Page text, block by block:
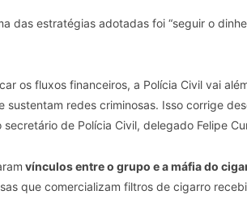
das estratégias adotadas foi “seguir o
os fluxos financeiros, a Polícia Civil vai
sustentam redes criminosas. Isso corrige
de Polícia Civil, delegado Felipe
vínculos entre o grupo e a máfia do
que comercializam filtros de cigarro